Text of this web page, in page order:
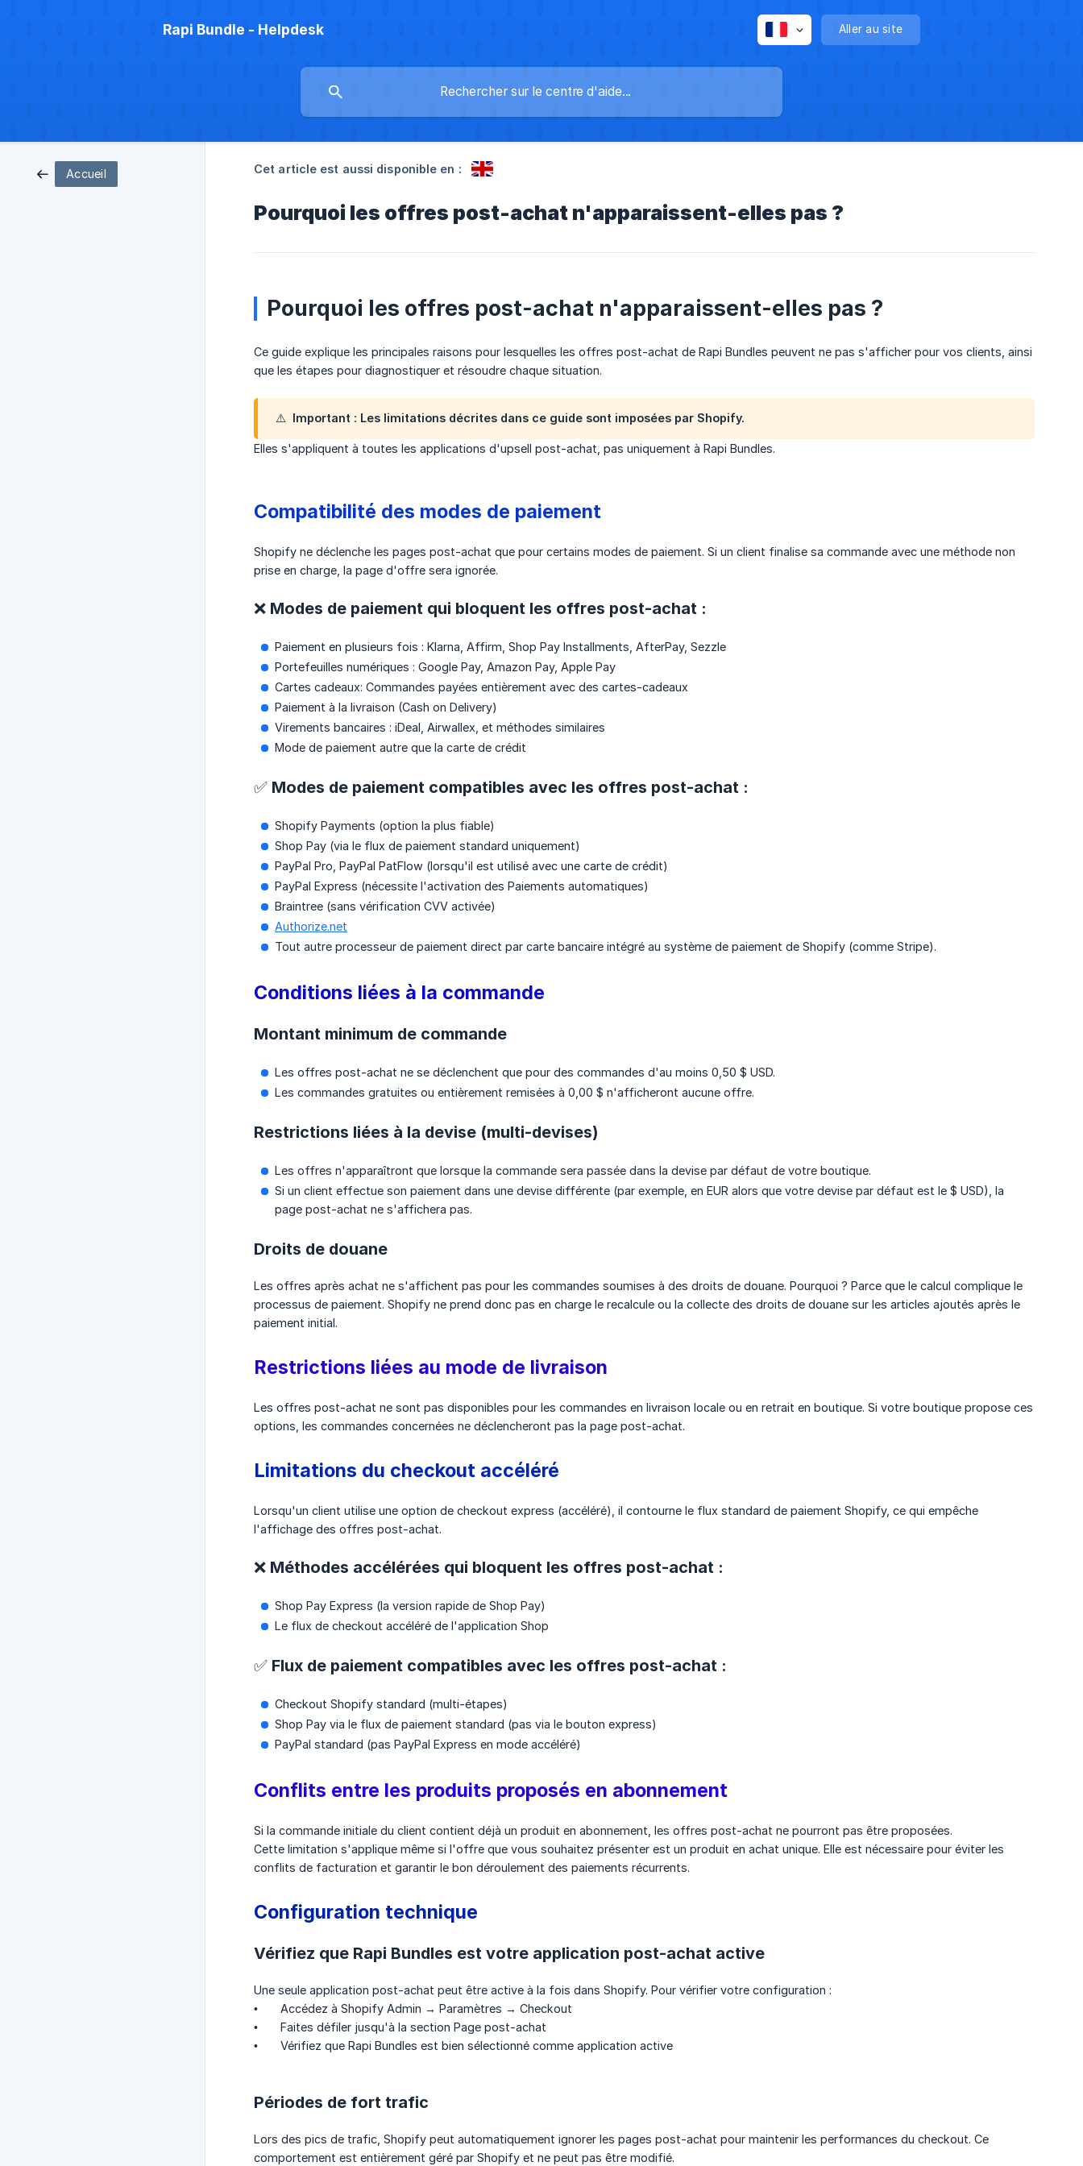
Rapi Bundle - Helpdesk Aller au site
Accueil Cet article est aussi disponible en :
Pourquoi les offres post-achat n'apparaissent-elles pas ?
Pourquoi les offres post-achat n'apparaissent-elles pas ?
Ce guide explique les principales raisons pour lesquelles les offres post-achat de Rapi Bundles peuvent ne pas s'afficher pour vos clients, ainsi
que les étapes pour diagnostiquer et résoudre chaque situation.
⚠️ Important : Les limitations décrites dans ce guide sont imposées par Shopify.
Elles s'appliquent à toutes les applications d'upsell post-achat, pas uniquement à Rapi Bundles.
Compatibilité des modes de paiement
Shopify ne déclenche les pages post-achat que pour certains modes de paiement. Si un client finalise sa commande avec une méthode non
prise en charge, la page d'offre sera ignorée.
❌ Modes de paiement qui bloquent les offres post-achat :
Paiement en plusieurs fois : Klarna, Affirm, Shop Pay Installments, AfterPay, Sezzle
Portefeuilles numériques : Google Pay, Amazon Pay, Apple Pay
Cartes cadeaux: Commandes payées entièrement avec des cartes-cadeaux
Paiement à la livraison (Cash on Delivery)
Virements bancaires : iDeal, Airwallex, et méthodes similaires
Mode de paiement autre que la carte de crédit
✅ Modes de paiement compatibles avec les offres post-achat :
Shopify Payments (option la plus fiable)
Shop Pay (via le flux de paiement standard uniquement)
PayPal Pro, PayPal PatFlow (lorsqu'il est utilisé avec une carte de crédit)
PayPal Express (nécessite l'activation des Paiements automatiques)
Braintree (sans vérification CVV activée)
Authorize.net
Tout autre processeur de paiement direct par carte bancaire intégré au système de paiement de Shopify (comme Stripe).
Conditions liées à la commande
Montant minimum de commande
Les offres post-achat ne se déclenchent que pour des commandes d'au moins 0,50 $ USD.
Les commandes gratuites ou entièrement remisées à 0,00 $ n'afficheront aucune offre.
Restrictions liées à la devise (multi-devises)
Les offres n'apparaîtront que lorsque la commande sera passée dans la devise par défaut de votre boutique.
Si un client effectue son paiement dans une devise différente (par exemple, en EUR alors que votre devise par défaut est le $ USD), la
page post-achat ne s'affichera pas.
Droits de douane
Les offres après achat ne s'affichent pas pour les commandes soumises à des droits de douane. Pourquoi ? Parce que le calcul complique le
processus de paiement. Shopify ne prend donc pas en charge le recalcule ou la collecte des droits de douane sur les articles ajoutés après le
paiement initial.
Restrictions liées au mode de livraison
Les offres post-achat ne sont pas disponibles pour les commandes en livraison locale ou en retrait en boutique. Si votre boutique propose ces
options, les commandes concernées ne déclencheront pas la page post-achat.
Limitations du checkout accéléré
Lorsqu'un client utilise une option de checkout express (accéléré), il contourne le flux standard de paiement Shopify, ce qui empêche
l'affichage des offres post-achat.
❌ Méthodes accélérées qui bloquent les offres post-achat :
Shop Pay Express (la version rapide de Shop Pay)
Le flux de checkout accéléré de l'application Shop
✅ Flux de paiement compatibles avec les offres post-achat :
Checkout Shopify standard (multi-étapes)
Shop Pay via le flux de paiement standard (pas via le bouton express)
PayPal standard (pas PayPal Express en mode accéléré)
Conflits entre les produits proposés en abonnement
Si la commande initiale du client contient déjà un produit en abonnement, les offres post-achat ne pourront pas être proposées.
Cette limitation s'applique même si l'offre que vous souhaitez présenter est un produit en achat unique. Elle est nécessaire pour éviter les
conflits de facturation et garantir le bon déroulement des paiements récurrents.
Configuration technique
Vérifiez que Rapi Bundles est votre application post-achat active
Une seule application post-achat peut être active à la fois dans Shopify. Pour vérifier votre configuration :
• Accédez à Shopify Admin → Paramètres → Checkout
• Faites défiler jusqu'à la section Page post-achat
• Vérifiez que Rapi Bundles est bien sélectionné comme application active
Périodes de fort trafic
Lors des pics de trafic, Shopify peut automatiquement ignorer les pages post-achat pour maintenir les performances du checkout. Ce
comportement est entièrement géré par Shopify et ne peut pas être modifié.